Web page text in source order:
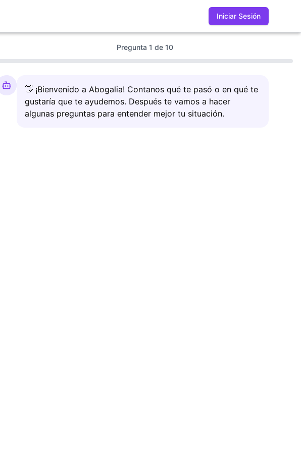
Iniciar Sesión
Pregunta 1 de 10
👋 ¡Bienvenido a Abogalia! Contanos qué te pasó o en qué te
gustaría que te ayudemos. Después te vamos a hacer
algunas preguntas para entender mejor tu situación.